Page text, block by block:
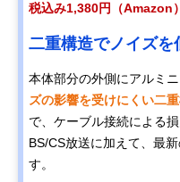
税込み1,380円（Amazon）
二重構造でノイズを
本体部分の外側にアルミ
ズの影響を受けにくい二
で、ケーブル接続による
BS/CS放送に加えて、最
す。